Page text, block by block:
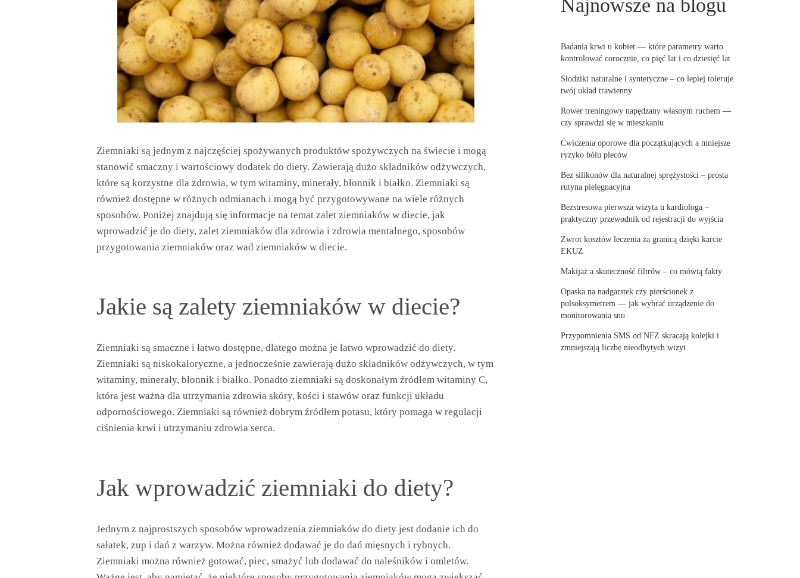
Ziemniaki są jednym z najczęściej spożywanych produktów spożywczych na świecie i mogą
stanowić smaczny i wartościowy dodatek do diety. Zawierają dużo składników odżywczych,
które są korzystne dla zdrowia, w tym witaminy, minerały, błonnik i białko. Ziemniaki są
również dostępne w różnych odmianach i mogą być przygotowywane na wiele różnych
sposobów. Poniżej znajdują się informacje na temat zalet ziemniaków w diecie, jak
wprowadzić je do diety, zalet ziemniaków dla zdrowia i zdrowia mentalnego, sposobów
przygotowania ziemniaków oraz wad ziemniaków w diecie.
Jakie są zalety ziemniaków w diecie?
Ziemniaki są smaczne i łatwo dostępne, dlatego można je łatwo wprowadzić do diety.
Ziemniaki są niskokaloryczne, a jednocześnie zawierają dużo składników odżywczych, w tym
witaminy, minerały, błonnik i białko. Ponadto ziemniaki są doskonałym źródłem witaminy C,
która jest ważna dla utrzymania zdrowia skóry, kości i stawów oraz funkcji układu
odpornościowego. Ziemniaki są również dobrym źródłem potasu, który pomaga w regulacji
ciśnienia krwi i utrzymaniu zdrowia serca.
Jak wprowadzić ziemniaki do diety?
Jednym z najprostszych sposobów wprowadzenia ziemniaków do diety jest dodanie ich do
sałatek, zup i dań z warzyw. Można również dodawać je do dań mięsnych i rybnych.
Ziemniaki można również gotować, piec, smażyć lub dodawać do naleśników i omletów.
Najnowsze na blogu
Badania krwi u kobiet — które parametry warto
kontrolować corocznie, co pięć lat i co dziesięć lat
Słodziki naturalne i syntetyczne – co lepiej toleruje
twój układ trawienny
Rower treningowy napędzany własnym ruchem —
czy sprawdzi się w mieszkaniu
Ćwiczenia oporowe dla początkujących a mniejsze
ryzyko bólu pleców
Bez silikonów dla naturalnej sprężystości – prosta
rutyna pielęgnacyjna
Bezstresowa pierwsza wizyta u kardiologa –
praktyczny przewodnik od rejestracji do wyjścia
Zwrot kosztów leczenia za granicą dzięki karcie
EKUZ
Makijaż a skuteczność filtrów – co mówią fakty
Opaska na nadgarstek czy pierścionek z
pulsoksymetrem — jak wybrać urządzenie do
monitorowania snu
Przypomnienia SMS od NFZ skracają kolejki i
zmniejszają liczbę nieodbytych wizyt